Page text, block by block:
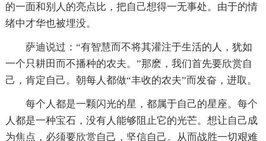
的一面和别人的亮点比，把自己想得一无事处。由于的情
绪中才华也被埋没。
萨迪说过：“有智慧而不将其灌注于生活的人，犹如
一个只耕田而不播种的农夫。”那麽，我们首先要欣赏自
己，肯定自己。朝每人都做“丰收的农夫”而发奋，进取。
每个人都是一颗闪光的星，都属于自己的星座。每个
人都是一种宝石，没有人能够阻止它的光芒。想让自己成
为焦点，必须要欣赏自己，坚信自己。从而战胜一切艰难